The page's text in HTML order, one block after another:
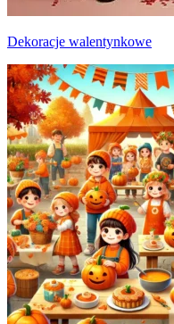
Dekoracje walentynkowe